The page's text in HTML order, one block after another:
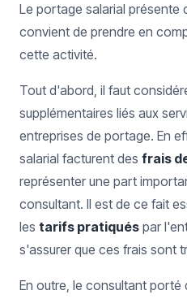
Le portage salarial présente
convient de prendre en
cette activité.
Tout d'abord, il faut
supplémentaires liés aux
entreprises de portage. En
salarial facturent des frais
représenter une part
consultant. Il est de ce fait
les tarifs pratiqués par
s'assurer que ces frais sont
En outre, le consultant